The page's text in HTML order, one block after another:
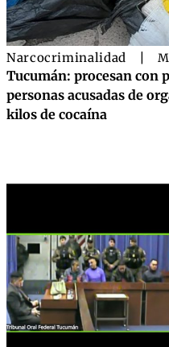
Narcocriminalidad
Tucumán: procesan con
personas acusadas de
kilos de cocaína